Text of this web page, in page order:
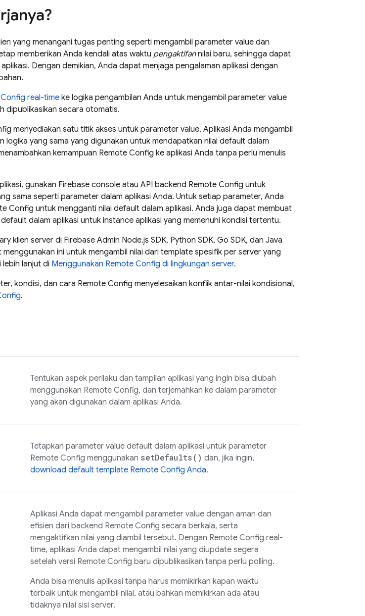
yang menangani tugas penting seperti mengambil parameter value dan
memberikan Anda kendali atas waktu pengaktifannilai baru, sehingga dapat
Dengan demikian, Anda dapat menjaga pengalaman aplikasi dengan
real-time ke logika pengambilan Anda untuk mengambil parameter value
dipublikasikan secara otomatis.
menyediakan satu titik akses untuk parameter value. Aplikasi Anda mengambil
logika yang sama yang digunakan untuk mendapatkan nilai default dalam
kemampuan Remote Config ke aplikasi Anda tanpa perlu menulis
gunakan Firebase console atau API backend Remote Config untuk
sama seperti parameter dalam aplikasi Anda. Untuk setiap parameter, Anda
Config untuk mengganti nilai default dalam aplikasi. Anda juga dapat membuat
default dalam aplikasi untuk instance aplikasi yang memenuhi kondisi tertentu.
klien server di Firebase Admin Node.js SDK, Python SDK, Go SDK, dan Java
menggunakan ini untuk mengambil nilai dari template spesifik per server yang
lebih lanjut di Menggunakan Remote Config di lingkungan server.
kondisi, dan cara Remote Config menyelesaikan konflik antar-nilai kondisional,
.
Tentukan aspek perilaku dan tampilan aplikasi yang ingin bisa diubah
menggunakan Remote Config, dan terjemahkan ke dalam parameter
yang akan digunakan dalam aplikasi Anda.
Tetapkan parameter value default dalam aplikasi untuk parameter
Remote Config menggunakan setDefaults() dan, jika ingin,
download default template Remote Config Anda.
Aplikasi Anda dapat mengambil parameter value dengan aman dan
efisien dari backend Remote Config secara berkala, serta
mengaktifkan nilai yang diambil tersebut. Dengan Remote Config real-
time, aplikasi Anda dapat mengambil nilai yang diupdate segera
setelah versi Remote Config baru dipublikasikan tanpa perlu polling.
Anda bisa menulis aplikasi tanpa harus memikirkan kapan waktu
terbaik untuk mengambil nilai, atau bahkan memikirkan ada atau
tidaknya nilai sisi server.